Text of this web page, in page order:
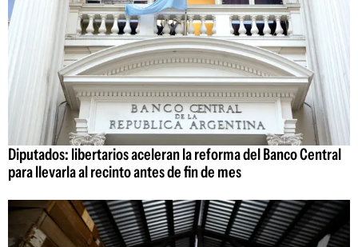
Diputados: libertarios aceleran la reforma del Banco Central
para llevarla al recinto antes de fin de mes